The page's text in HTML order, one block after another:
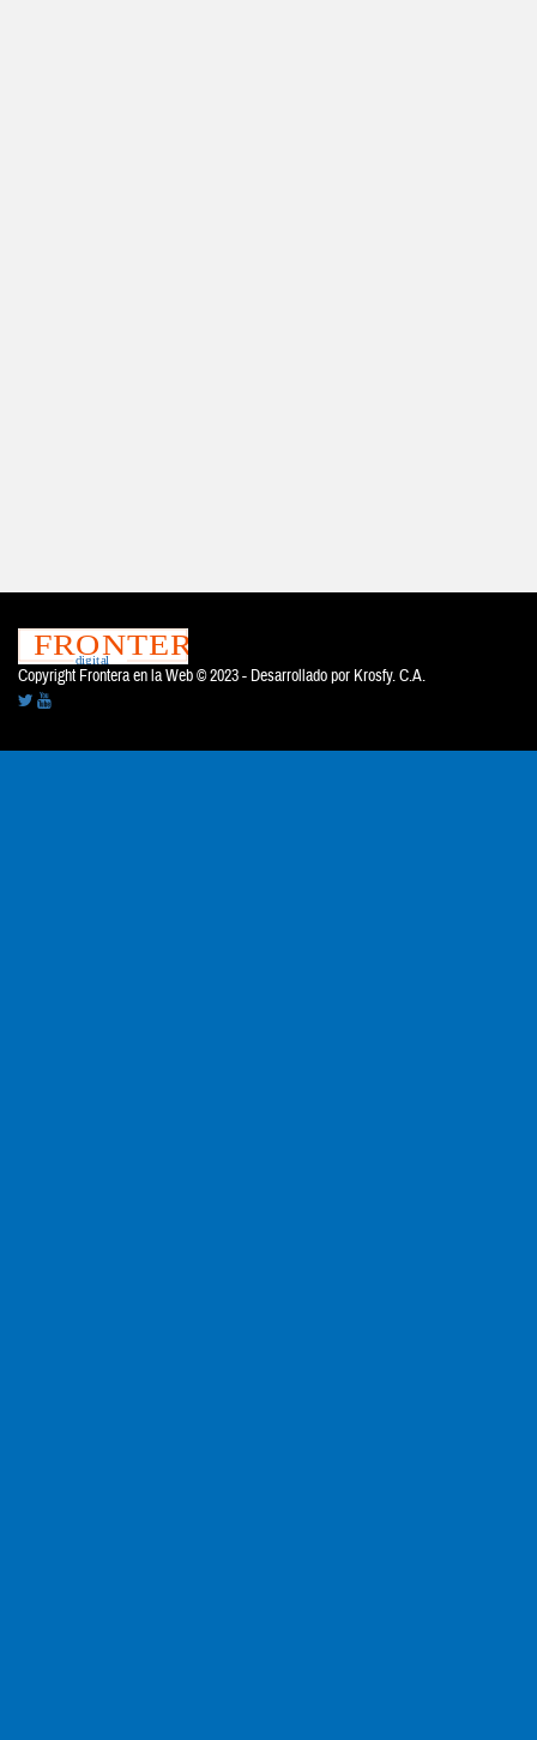
Copyright Frontera en la Web © 2023 - Desarrollado por Krosfy. C.A.